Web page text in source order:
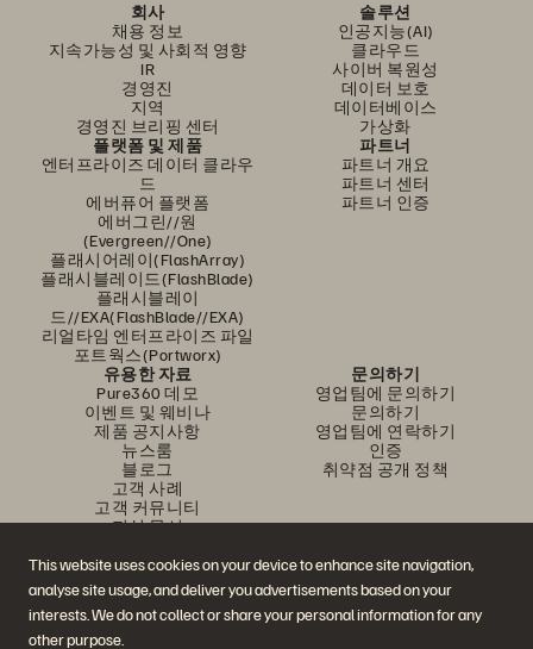
This website uses cookies on your device to enhance site navigation,
analyse site usage, and deliver you advertisements based on your
interests. We do not collect or share your personal information for any
other purpose.
회사
채용 정보
지속가능성 및 사회적 영향
IR
경영진
지역
경영진 브리핑 센터
솔루션
인공지능(AI)
클라우드
사이버 복원성
데이터 보호
데이터베이스
가상화
플랫폼 및 제품
엔터프라이즈 데이터 클라우
드
에버퓨어 플랫폼
에버그린//원
(Evergreen//One)
플래시어레이(FlashArray)
플래시블레이드(FlashBlade)
플래시블레이
드//EXA(FlashBlade//EXA)
리얼타임 엔터프라이즈 파일
포트웍스(Portworx)
파트너
파트너 개요
파트너 센터
파트너 인증
유용한 자료
Pure360 데모
이벤트 및 웨비나
제품 공지사항
뉴스룸
블로그
고객 사례
고객 커뮤니티
지식 문서
문의하기
영업팀에 문의하기
문의하기
영업팀에 연락하기
인증
취약점 공개 정책
문의하기
에버퓨어(Everpure) 공식 소셜미디어 팔로우하기